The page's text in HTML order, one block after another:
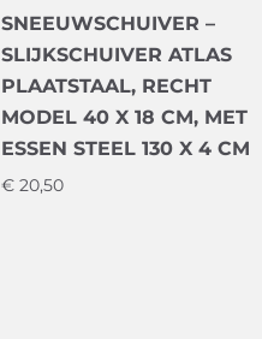
SNEEUWSCHUIVER –
SLIJKSCHUIVER ATLAS
PLAATSTAAL, RECHT
MODEL 40 X 18 CM, MET
ESSEN STEEL 130 X 4 CM
€ 20,50